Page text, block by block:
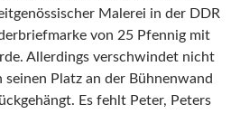
Malerei in der DDR
von 25 Pfennig mit
Allerdings verschwindet nicht
seinen Platz an der Bühnenwand
Es fehlt Peter, Peters